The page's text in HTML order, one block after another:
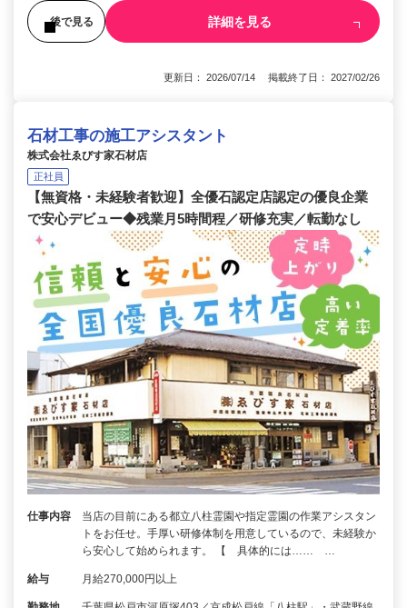
後で見る 詳細を見る
更新日： 2026/07/14 掲載終了日： 2027/02/26
石材工事の施工アシスタント
株式会社ゑびす家石材店
正社員
【無資格・未経験者歓迎】全優石認定店認定の優良企業
で安心デビュー◆残業月5時間程／研修充実／転勤なし
仕事内容
当店の目前にある都立八柱霊園や指定霊園の作業アシスタン
トをお任せ。手厚い研修体制を用意しているので、未経験か
ら安心して始められます。 【 具体的には…… …
給与 月給270,000円以上